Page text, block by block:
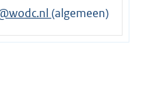
:
(algemeen)